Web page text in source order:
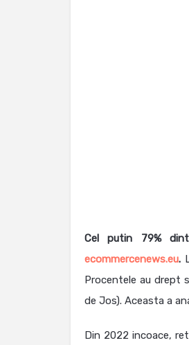
Cel putin 79%
ecommercenews.eu.
Procentele au drept
de Jos). Aceasta a
Din 2022 incoace,